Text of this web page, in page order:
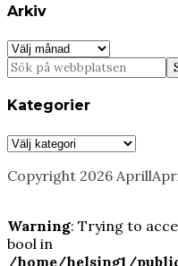
Arkiv
Arkiv
Kategorier
Kategorier
Copyright 2026
Warning: Trying to
bool in
/home/helsing1/